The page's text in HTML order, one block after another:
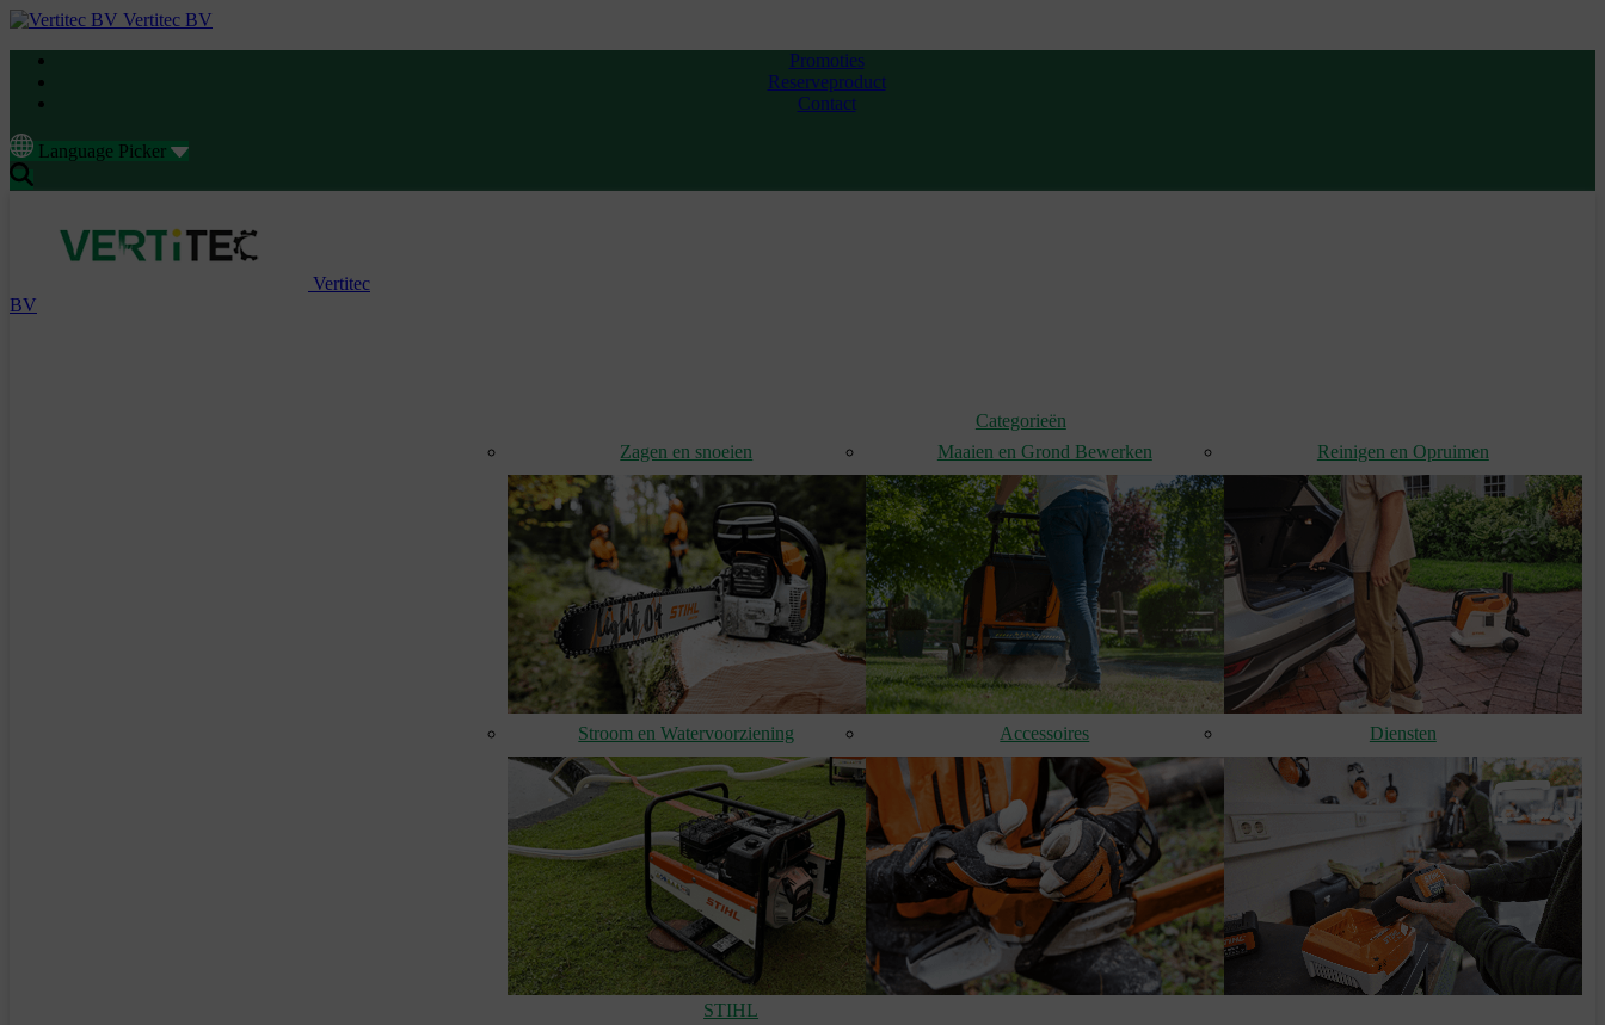
Vertitec BV
Promoties
Reserveproduct
Contact
Language Picker
Vertitec
BV
Categorieën
Zagen en snoeien
Maaien en Grond Bewerken Reinigen en Opruimen
Stroom en Watervoorziening Accessoires Diensten
STIHL